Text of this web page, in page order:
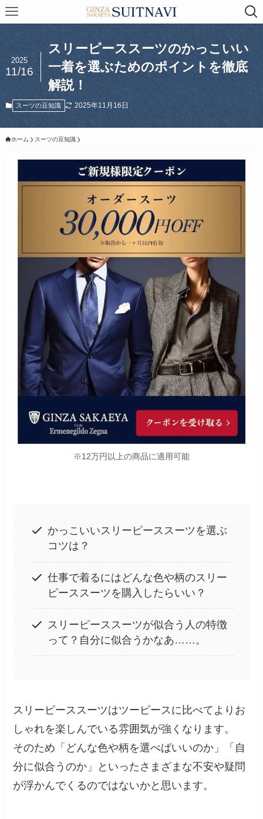
スリーピーススーツのかっこいい
一着を選ぶためのポイントを徹底
解説！
2025
11/16
スーツの豆知識 2025年11月16日
ホーム スーツの豆知識
※12万円以上の商品に適用可能
かっこいいスリーピーススーツを選ぶ
コツは？
仕事で着るにはどんな色や柄のスリー
ピーススーツを購入したらいい？
スリーピーススーツが似合う人の特徴
って？自分に似合うかなあ……。
スリーピーススーツはツーピースに比べてよりお
しゃれを楽しんでいる雰囲気が強くなります。
そのため「どんな色や柄を選べばいいのか」「自
分に似合うのか」といったさまざまな不安や疑問
が浮かんでくるのではないかと思います。